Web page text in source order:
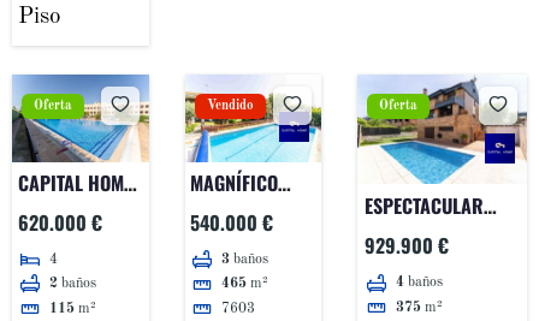
Piso
Oferta
CAPITAL HOME
VENDE EN
EXCLUSIVA
MAGNÍFICO
PISO EN PUNTA
620.000 €
4
2 baños
115 m²
Vendido
MAGNÍFICO
CHALET
INDEPENDIENTE
EN
COTORREDONDO-
540.000 €
3 baños
465 m²
7603
Oferta
ESPECTACULAR
CHALET
INDEPENDIENTE EN
AVD. ITALIA!!
929.900 €
4 baños
375 m²